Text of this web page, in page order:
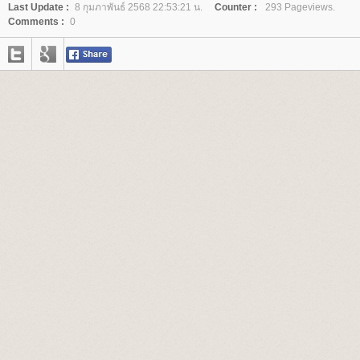
Last Update : 8 กุมภาพันธ์ 2568 22:53:21 น. Counter :
293 Pageviews.
Comments : 0